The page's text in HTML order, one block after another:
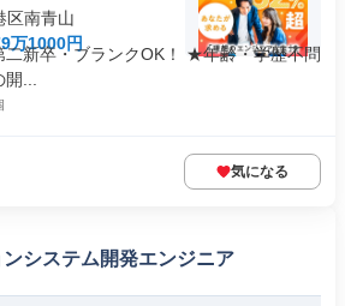
区南青山
万1000円
新卒・ブランクOK！ ★年齢・学歴不問
...
気になる
システム開発エンジニア